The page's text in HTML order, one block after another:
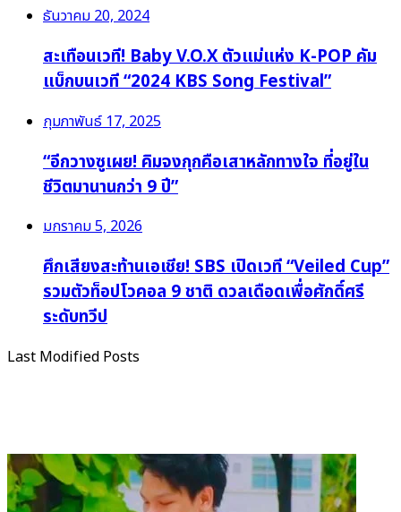
ธันวาคม 20, 2024
สะเทือนเวที! Baby V.O.X ตัวแม่แห่ง K-POP คัม
แบ็กบนเวที “2024 KBS Song Festival”
กุมภาพันธ์ 17, 2025
“อีกวางซูเผย! คิมจงกุกคือเสาหลักทางใจ ที่อยู่ใน
ชีวิตมานานกว่า 9 ปี”
มกราคม 5, 2026
ศึกเสียงสะท้านเอเชีย! SBS เปิดเวที “Veiled Cup”
รวมตัวท็อปโวคอล 9 ชาติ ดวลเดือดเพื่อศักดิ์ศรี
ระดับทวีป
Last Modified Posts